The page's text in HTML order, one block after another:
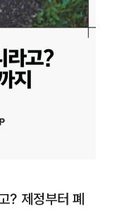
? 제정부터 폐